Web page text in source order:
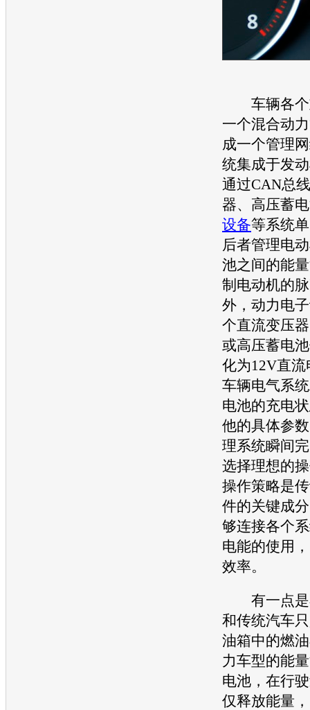
车辆各个
一个混合动
成一个管理
统集成于发
通过CAN总
器、高压蓄
设备等系统
后者管理电
池之间的能
制电动机的
外，动力电
个直流变压
或高压蓄电
化为12V直
车辆电气系
电池的充电
他的具体参
理系统瞬间
选择理想的
操作策略是
件的关键成
够连接各个
电能的使用
效率。
有一点是
和传统汽车
油箱中的燃
力车型的能
电池，在行
仅释放能量